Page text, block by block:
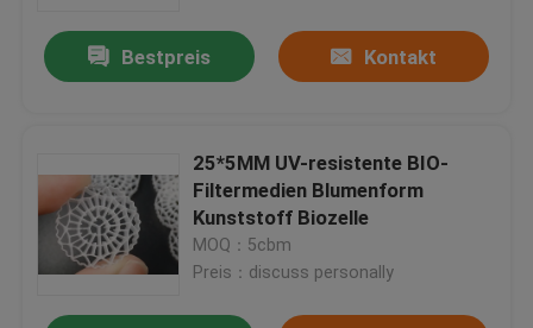
Bestpreis Kontakt
25*5MM UV-resistente BIO-
Filtermedien Blumenform
Kunststoff Biozelle
MOQ：5cbm
Preis：discuss personally